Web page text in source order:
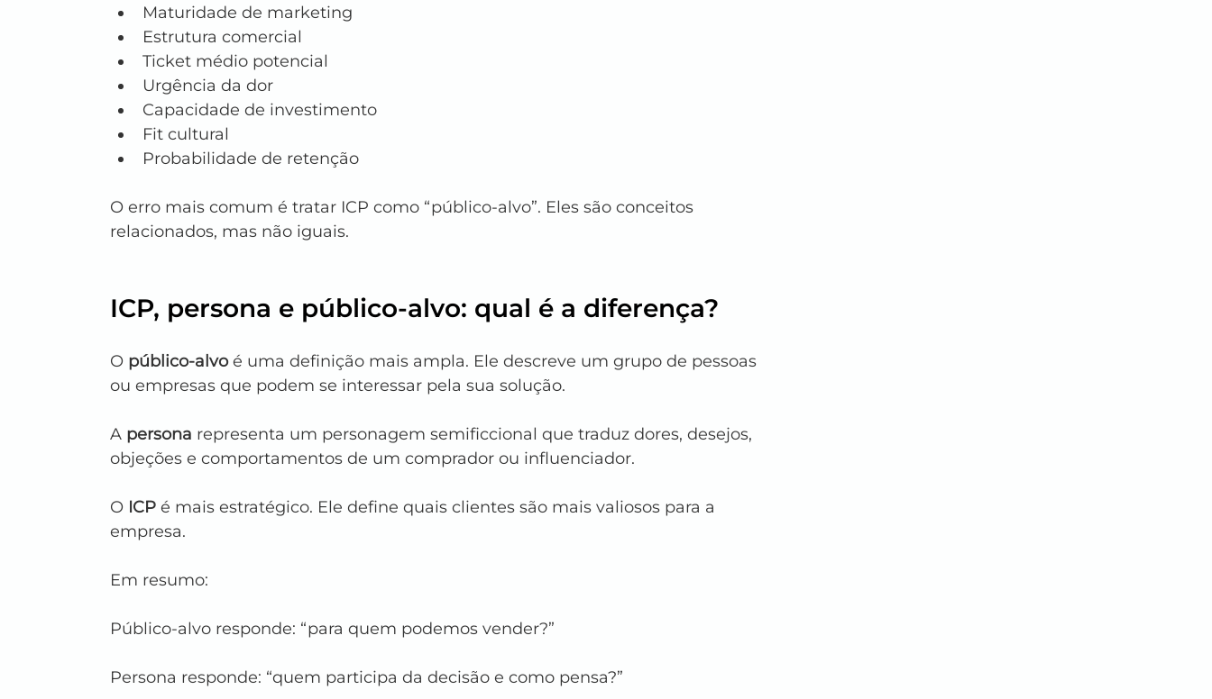
Maturidade de marketing
Estrutura comercial
Ticket médio potencial
Urgência da dor
Capacidade de investimento
Fit cultural
Probabilidade de retenção
O erro mais comum é tratar ICP como “público-alvo”. Eles são conceitos
relacionados, mas não iguais.
ICP, persona e público-alvo: qual é a diferença?
O público-alvo é uma definição mais ampla. Ele descreve um grupo de pessoas
ou empresas que podem se interessar pela sua solução.
A persona representa um personagem semificcional que traduz dores, desejos,
objeções e comportamentos de um comprador ou influenciador.
O ICP é mais estratégico. Ele define quais clientes são mais valiosos para a
empresa.
Em resumo:
Público-alvo responde: “para quem podemos vender?”
Persona responde: “quem participa da decisão e como pensa?”